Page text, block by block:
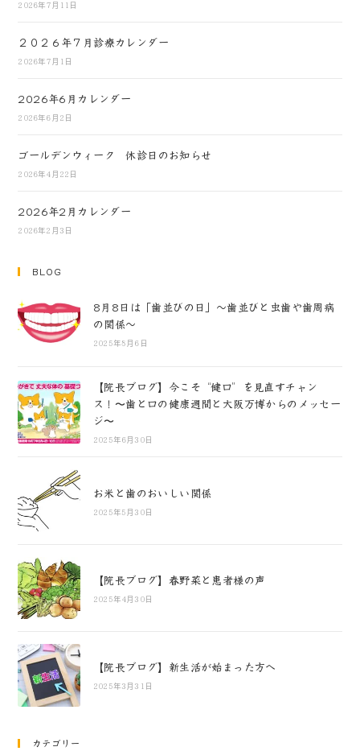
2026年7月11日
２０２６年７月診療カレンダー
2026年7月1日
2026年6月カレンダー
2026年6月2日
ゴールデンウィーク 休診日のお知らせ
2026年4月22日
2026年2月カレンダー
2026年2月3日
BLOG
8月8日は「歯並びの日」～歯並びと虫歯や歯周病
の関係～
2025年8月6日
【院長ブログ】今こそ“健口”を見直すチャン
ス！〜歯と口の健康週間と大阪万博からのメッセー
ジ〜
2025年6月30日
お米と歯のおいしい関係
2025年5月30日
【院長ブログ】春野菜と患者様の声
2025年4月30日
【院長ブログ】新生活が始まった方へ
2025年3月31日
カテゴリー